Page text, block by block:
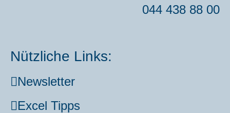
044 438 88 00
Nützliche Links:
News­let­ter
Excel Tipps